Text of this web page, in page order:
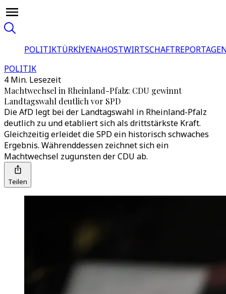
POLITIKTÜRKİYENAHOSTWIRTSCHAFT
POLITIK
4 Min. Lesezeit
Machtwechsel in Rheinland-Pfalz: CDU gewinnt
Landtagswahl deutlich vor SPD
Die AfD legt bei der Landtagswahl in Rheinland-Pfalz
deutlich zu und etabliert sich als drittstärkste Kraft.
Gleichzeitig erleidet die SPD ein historisch schwaches
Ergebnis. Währenddessen zeichnet sich ein
Machtwechsel zugunsten der CDU ab.
Teilen